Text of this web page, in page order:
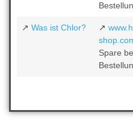
↗️ Was ist Chlor? ↗️
Spare